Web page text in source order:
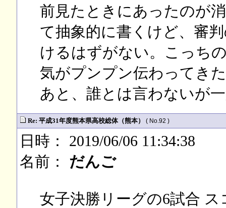
前見たときにあったのが
て抽象的に書くけど、審
けるはずがない。こっち
気がプンプン伝わってき
あと、誰とは言わないが
Re: 平成31年度熊本県高校総体（熊本） ( No.92 )
日時： 2019/06/06 11:34:38
名前： だんご
女子決勝リーグの6試合